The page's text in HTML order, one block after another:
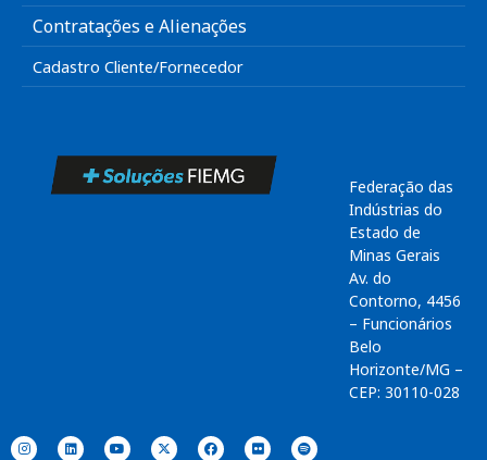
Contratações e Alienações
Cadastro Cliente/Fornecedor
Federação das
Indústrias do
Estado de
Minas Gerais
Av. do
Contorno, 4456
– Funcionários
Belo
Horizonte/MG –
CEP: 30110-028